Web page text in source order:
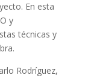
En esta
y
técnicas y
Rodríguez,